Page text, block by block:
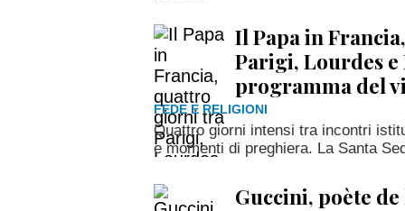
Il Papa in
Parigi, Lourdes
programma del
FEDE E RELIGIONI
Quattro giorni intensi tra incontri
e momenti di preghiera. La Santa
Guccini, poète de